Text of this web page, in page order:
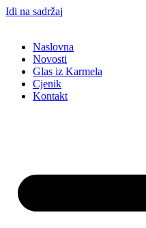
Idi na sadržaj
Naslovna
Novosti
Glas iz Karmela
Cjenik
Kontakt